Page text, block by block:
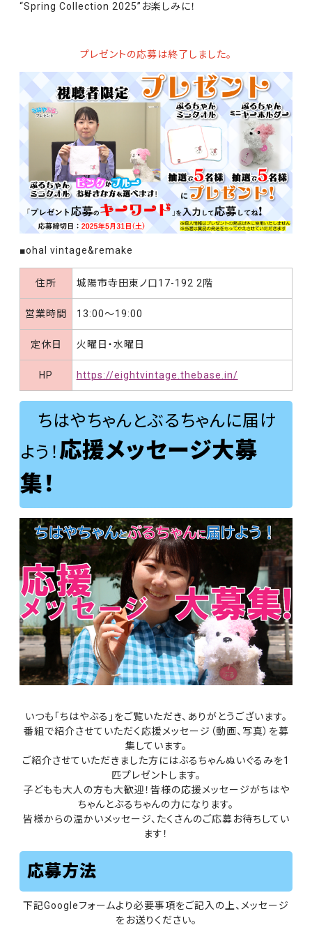
“Spring Collection 2025”お楽しみに！
プレゼントの応募は終了しました。
■ohal vintage&remake
住所 城陽市寺田東ノ口17-192 2階
営業時間 13:00〜19:00
定休日 火曜日・水曜日
HP https://eightvintage.thebase.in/
ちはやちゃんとぶるちゃんに届け
よう！応援メッセージ大募
集！
いつも「ちはやぶる」をご覧いただき、ありがとうございます。
番組で紹介させていただく応援メッセージ（動画、写真）を募
集しています。
ご紹介させていただきました方にはぶるちゃんぬいぐるみを1
匹プレゼントします。
子どもも大人の方も大歓迎！皆様の応援メッセージがちはや
ちゃんとぶるちゃんの力になります。
皆様からの温かいメッセージ、たくさんのご応募お待ちしてい
ます！
応募方法
下記Googleフォームより必要事項をご記入の上、メッセージ
をお送りください。